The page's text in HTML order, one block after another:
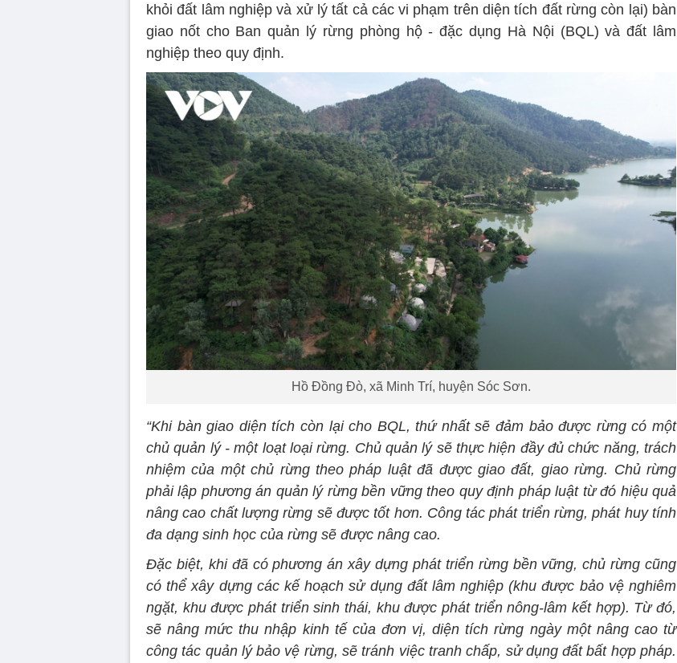
khỏi đất lâm nghiệp và xử lý tất cả các vi phạm trên diện tích đất rừng còn lại) bàn
giao nốt cho Ban quản lý rừng phòng hộ - đặc dụng Hà Nội (BQL) và đất lâm
nghiệp theo quy định.
Hồ Đồng Đò, xã Minh Trí, huyện Sóc Sơn.
“Khi bàn giao diện tích còn lại cho BQL, thứ nhất sẽ đảm bảo được rừng có một
chủ quản lý - một loạt loại rừng. Chủ quản lý sẽ thực hiện đầy đủ chức năng, trách
nhiệm của một chủ rừng theo pháp luật đã được giao đất, giao rừng. Chủ rừng
phải lập phương án quản lý rừng bền vững theo quy định pháp luật từ đó hiệu quả
nâng cao chất lượng rừng sẽ được tốt hơn. Công tác phát triển rừng, phát huy tính
đa dạng sinh học của rừng sẽ được nâng cao.
Đặc biệt, khi đã có phương án xây dựng phát triển rừng bền vững, chủ rừng cũng
có thể xây dựng các kế hoạch sử dụng đất lâm nghiệp (khu được bảo vệ nghiêm
ngặt, khu được phát triển sinh thái, khu được phát triển nông-lâm kết hợp). Từ đó,
sẽ nâng mức thu nhập kinh tế của đơn vị, diện tích rừng ngày một nâng cao từ
công tác quản lý bảo vệ rừng, sẽ tránh việc tranh chấp, sử dụng đất bất hợp pháp.